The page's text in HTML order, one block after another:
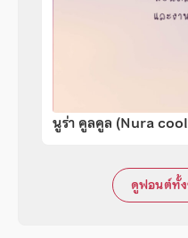
นูร่า คูลคูล (Nura
ดูฟอนต์ทั้